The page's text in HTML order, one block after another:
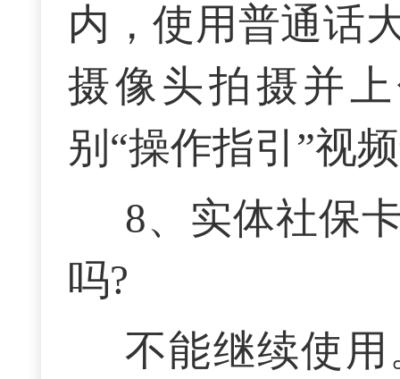
内，使用普通话
摄像头拍摄并
别 “操作指引”视
8、 实体社保
吗?
不能继续使